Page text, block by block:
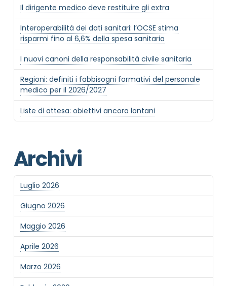
Il dirigente medico deve restituire gli extra
Interoperabilità dei dati sanitari: l’OCSE stima
risparmi fino al 6,6% della spesa sanitaria
I nuovi canoni della responsabilità civile sanitaria
Regioni: definiti i fabbisogni formativi del personale
medico per il 2026/2027
Liste di attesa: obiettivi ancora lontani
Archivi
Luglio 2026
Giugno 2026
Maggio 2026
Aprile 2026
Marzo 2026
MOTIVO DEL CONTATTO*
Informativa Privacy*
Newsletter
Desidero rimanere aggiornato sulle ultime
novità dell'Associazione tramite l'iscrizione alla
newsletter
Invia